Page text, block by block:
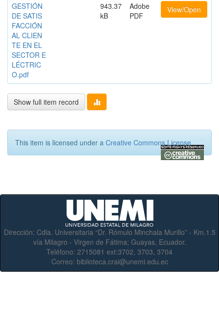
GESTIÓN
DE SATIS
FACCIÓN
AL CLIEN
TE EN EL
SECTOR E
LÉCTRIC
O.pdf
943.37
kB
Adobe
PDF
View/Open
Show full item record
This item is licensed under a Creative Commons License
Dirección: Cdla. Universitaria “Dr. Rómulo Minchala Murillo” - Km.1.5
vía Milagro - Virgen de Fátima; Guayas, Ecuador.
Teléfono: 2715081 ext:3702, 3703, 3704
Correo: biblioteca.crai@unemi.edu.ec